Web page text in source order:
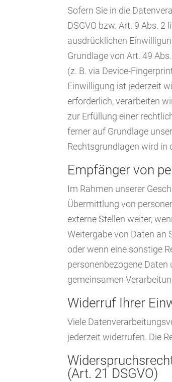
Sofern Sie in die
DSGVO bzw. Art. 9 Abs. 2
ausdrücklichen
Grundlage von Art. 49
(z. B. via Device-
Einwilligung ist jederzeit
erforderlich, verarbeiten
zur Erfüllung einer
ferner auf Grundlage
Rechtsgrundlagen wird in
Empfänger von
Im Rahmen unserer
Übermittlung von
externe Stellen weiter,
Weitergabe von Daten an
oder wenn eine sonstige
personenbezogene
gemeinsamen
Widerruf Ihrer
Viele
jederzeit widerrufen. Die
(Art. 21 DSGVO)